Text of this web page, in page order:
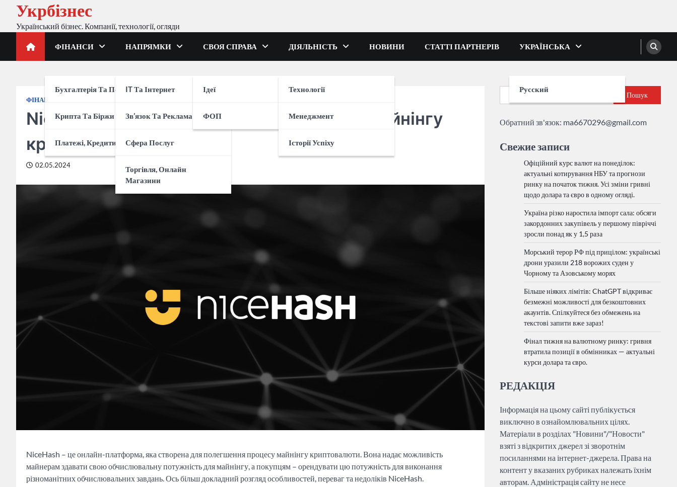
Перейти
вмісту
Укрбізнес
Український бізнес. Компанії, технології, огляди
ФІНАНСИ
Бухгалтерія Та Податки
Крипта Та Біржи
Платежі, Кредити, Банки
НАПРЯМКИ
IT Та Інтернет
Зв’язок Та Реклама
Сфера Послуг
Торгівля, Онлайн
Магазини
СВОЯ СПРАВА
Ідеї
ФОП
ДІЯЛЬНІСТЬ
Технології
Менеджмент
Історії Успіху
НОВИНИ СТАТТІ ПАРТНЕРІВ УКРАЇНСЬКА
Русский
ФІНАНСИ
Nicehash (Найсхеш) – огляд сервісу для майнінгу
криптовалют
02.05.2024
NiceHash – це онлайн-платформа, яка створена для полегшення процесу майнінгу криптовалюти. Вона надає можливість
майнерам здавати свою обчислювальну потужність для майнінгу, а покупцям – орендувати цю потужність для виконання
різноманітних обчислювальних завдань. Ось більш докладний розгляд особливостей, переваг та недоліків NiceHash.
Пошук
Обратний зв'язок: ma6670296@gmail.com
Свежие записи
Офіційний курс валют на понеділок:
актуальні котирування НБУ та прогнози
ринку на початок тижня. Усі зміни гривні
щодо долара та євро в одному огляді.
Україна різко наростила імпорт сала: обсяги
закордонних закупівель у першому півріччі
зросли понад як у 1,5 раза
Морський терор РФ під прицілом: українські
дрони уразили 218 ворожих суден у
Чорному та Азовському морях
Більше ніяких лімітів: ChatGPT відкриває
безмежні можливості для безкоштовних
акаунтів. Спілкуйтеся без обмежень на
текстові запити вже зараз!
Фінал тижня на валютному ринку: гривня
втратила позиції в обмінниках — актуальні
курси долара та євро.
РЕДАКЦІЯ
Інформація на цьому сайті публікується
виключно в ознайомлювальних цілях.
Матеріали в розділах "Новини"/"Новости"
взяті з відкритих джерел зі зворотнім
посиланнями на інтернет-джерела. Права на
контент у вказаних рубриках належать їхнім
авторам. Адміністрація сайту не несе